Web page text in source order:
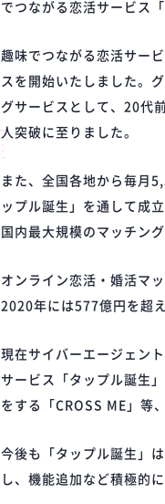
でつながる恋活サービス
趣味でつながる恋活サー
スを開始いたしました。
グサービスとして、20代
人突破に至りました。
また、全国各地から毎月
ップル誕生」を通して成
国内最大規模のマッチン
オンライン恋活・婚活マ
2020年には577億円を超
現在サイバーエージェン
サービス「タップル誕生
をする「CROSS ME」等
今後も「タップル誕生」
し、機能追加など積極的